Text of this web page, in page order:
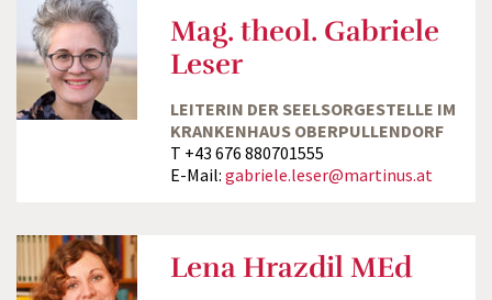
Mag. theol. Gabriele
Leser
LEITERIN DER SEELSORGESTELLE IM
KRANKENHAUS OBERPULLENDORF
T +43 676 880701555
E-Mail: gabriele.leser@martinus.at
Lena Hrazdil MEd